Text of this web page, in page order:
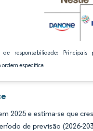
de responsabilidade: Principais
específica
2025 e estima-se que
de previsão (2026-